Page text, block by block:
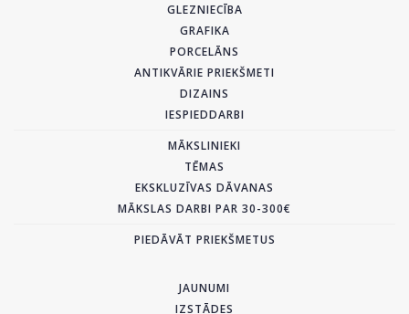
GLEZNIECĪBA
GRAFIKA
PORCELĀNS
ANTIKVĀRIE PRIEKŠMETI
DIZAINS
IESPIEDDARBI
MĀKSLINIEKI
TĒMAS
EKSKLUZĪVAS DĀVANAS
MĀKSLAS DARBI PAR 30-300€
PIEDĀVĀT PRIEKŠMETUS
JAUNUMI
IZSTĀDES